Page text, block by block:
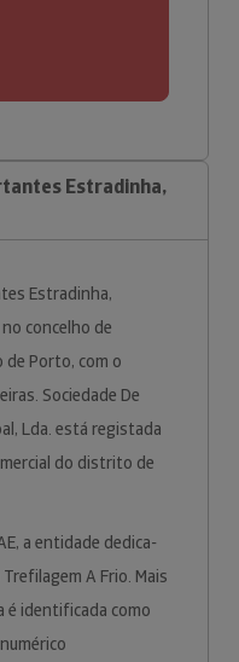
Estradinha,
Estradinha,
concelho de
de Porto, com o
Sociedade De
Lda. está registada
do distrito de
a entidade dedica-
A Frio. Mais
é identificada como